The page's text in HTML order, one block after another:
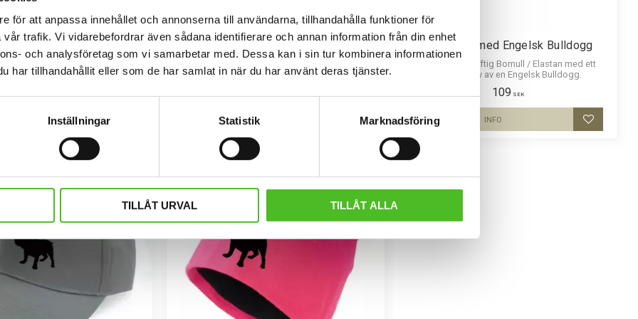
för att anpassa innehållet och annonserna till användarna, tillhandahålla funktioner för
trafik. Vi vidarebefordrar även sådana identifierare och annan information från din enhet
och analysföretag som vi samarbetar med. Dessa kan i sin tur kombinera informationen
har tillhandahållit eller som de har samlat in när du har använt deras tjänster.
Inställningar Statistik Marknadsföring
TILLÅT URVAL TILLÅT ALLA
Engelsk Bulldogg
15cm bred i 3D-variant med
som har en klisterbaksida för
Dekaler med Engelsk Bulldogg
motiv av en Engelsk Bulldogg. Finns i 3 storlekar
Lägg till i favoriter
INFO
Pannband med Engelsk Bulldogg
Pannband i kraftig Bomull / Elastan med ett
siluettmotiv av en Engelsk Bulldogg.
109 SEK
Lägg till i
INFO
NYA FÄRGER F
L
E
E
C
E
F
O
D